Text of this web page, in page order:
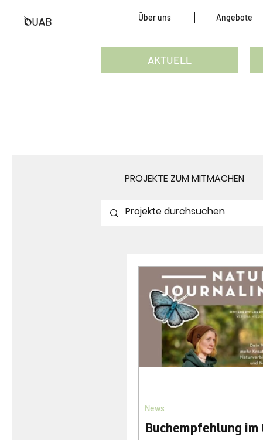
Über uns Angebote
Buchempfehlung im
News
PROJEKTE ZUM MITMACHEN
AKTUELL